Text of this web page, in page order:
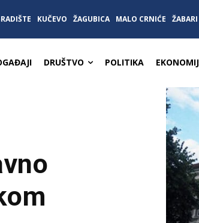
KUČEVO ŽAGUBICA MALO CRNIĆE ŽABARI
DRUŠTVO POLITIKA